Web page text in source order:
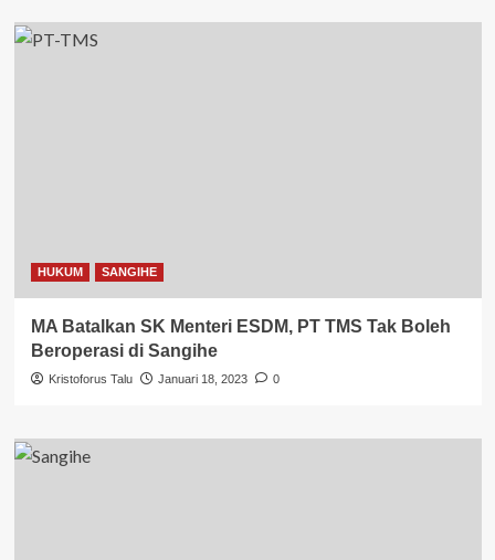
HUKUM SANGIHE
MA Batalkan SK Menteri ESDM, PT TMS Tak Boleh
Beroperasi di Sangihe
Kristoforus Talu Januari 18, 2023 0